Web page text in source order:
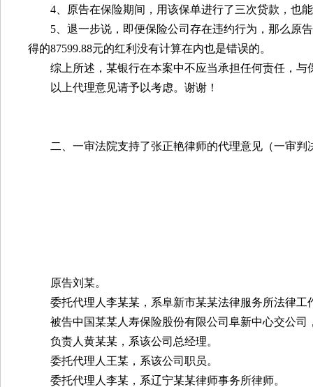
4 、原告在保险期间，用该保单进行了三次贷款，也
5 、退一步说，即便保险公司存在违约行为，那么
得的87599.88元的红利没有计算在内也是错误的。
综上所述，某银行在本案中不应当承担任何责任，
以上代理意见请予以考虑。谢谢！
二、一审法院支持了张正艳律师的代理意见（一审判
原告刘某。
委托代理人李某某，系阜新市某某法律服务所法律工
被告中国某某人寿保险股份有限公司阜新中心交公
负责人黄某某，系该公司总经理。
委托代理人王某，系该公司职员。
委托代理人李某，系辽宁某某律师事务所律师。